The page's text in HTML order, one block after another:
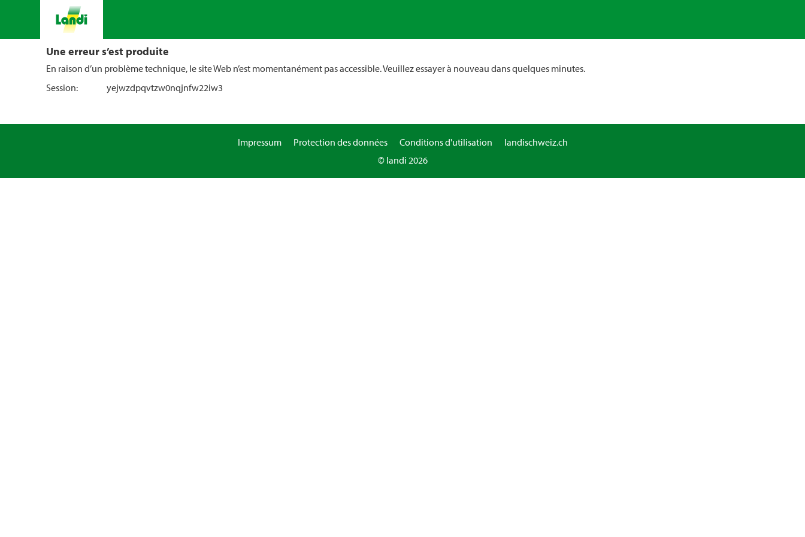
Une erreur s’est produite
En raison d’un problème technique, le site Web n’est momentanément pas accessible. Veuillez essayer à nouveau dans quelques minutes.
Session:
yejwzdpqvtzw0nqjnfw22iw3
Impressum Protection des données Conditions d'utilisation
landischweiz.ch
© landi 2026